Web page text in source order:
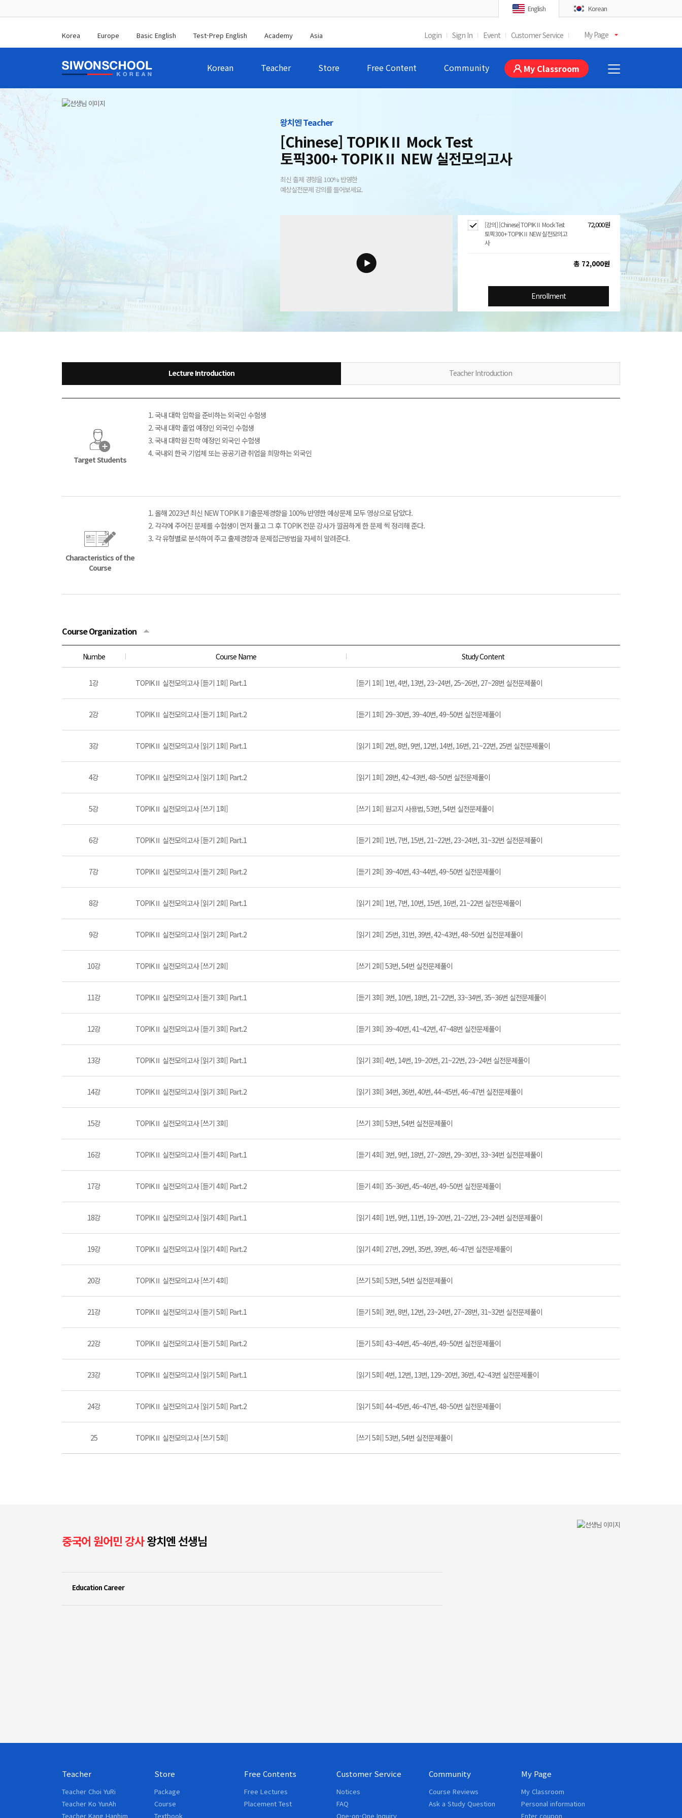
English Korean
Korea Europe Basic English Test-Prep English Academy Asia Login Sign In Event Customer Service My Page
Korean Teacher Store Free Content Community My Classroom
왕치엔 Teacher
[Chinese] TOPIKⅡ Mock Test
토픽300+ TOPIKⅡ NEW 실전모의고사
최신 출제 경향을 100% 반영한
예상실전문제 강의를 들어보세요.
[강의] [Chinese] TOPIKⅡ Mock Test
토픽300+ TOPIKⅡ NEW 실전모의고
사
72,000원
총 72,000원
Enrollment
Lecture Introduction Teacher Introduction
Target Students
1. 국내 대학 입학을 준비하는 외국인 수험생
2. 국내 대학 졸업 예정인 외국인 수험생
3. 국내 대학원 진학 예정인 외국인 수험생
4. 국내외 한국 기업체 또는 공공기관 취업을 희망하는 외국인
Characteristics of the
Course
1. 올해 2023년 최신 NEW TOPIK II 기출문제경향을 100% 반영한 예상문제 모두 영상으로 담았다.
2. 각각에 주어진 문제를 수험생이 먼저 풀고 그 후 TOPIK 전문 강사가 깔끔하게 한 문제 씩 정리해 준다.
3. 각 유형별로 분석하여 주고 출제경향과 문제접근방법을 자세히 알려준다.
Course Organization
Numbe Course Name Study Content
1강 TOPIKⅡ 실전모의고사 [듣기 1회] Part.1 [듣기 1회] 1번, 4번, 13번, 23~24번, 25~26번, 27~28번 실전문제풀이
2강 TOPIKⅡ 실전모의고사 [듣기 1회] Part.2 [듣기 1회] 29~30번, 39~40번, 49~50번 실전문제풀이
3강 TOPIKⅡ 실전모의고사 [읽기 1회] Part.1 [읽기 1회] 2번, 8번, 9번, 12번, 14번, 16번, 21~22번, 25번 실전문제풀이
4강 TOPIKⅡ 실전모의고사 [읽기 1회] Part.2 [읽기 1회] 28번, 42~43번, 48~50번 실전문제풀이
5강 TOPIKⅡ 실전모의고사 [쓰기 1회] [쓰기 1회] 원고지 사용법, 53번, 54번 실전문제풀이
6강 TOPIKⅡ 실전모의고사 [듣기 2회] Part.1 [듣기 2회] 1번, 7번, 15번, 21~22번, 23~24번, 31~32번 실전문제풀이
7강 TOPIKⅡ 실전모의고사 [듣기 2회] Part.2 [듣기 2회] 39~40번, 43~44번, 49~50번 실전문제풀이
8강 TOPIKⅡ 실전모의고사 [읽기 2회] Part.1 [읽기 2회] 1번, 7번, 10번, 15번, 16번, 21~22번 실전문제풀이
9강 TOPIKⅡ 실전모의고사 [읽기 2회] Part.2 [읽기 2회] 25번, 31번, 39번, 42~43번, 48~50번 실전문제풀이
10강 TOPIKⅡ 실전모의고사 [쓰기 2회] [쓰기 2회] 53번, 54번 실전문제풀이
11강 TOPIKⅡ 실전모의고사 [듣기 3회] Part.1 [듣기 3회] 3번, 10번, 18번, 21~22번, 33~34번, 35~36번 실전문제풀이
12강 TOPIKⅡ 실전모의고사 [듣기 3회] Part.2 [듣기 3회] 39~40번, 41~42번, 47~48번 실전문제풀이
13강 TOPIKⅡ 실전모의고사 [읽기 3회] Part.1 [읽기 3회] 4번, 14번, 19~20번, 21~22번, 23~24번 실전문제풀이
14강 TOPIKⅡ 실전모의고사 [읽기 3회] Part.2 [읽기 3회] 34번, 36번, 40번, 44~45번, 46~47번 실전문제풀이
15강 TOPIKⅡ 실전모의고사 [쓰기 3회] [쓰기 3회] 53번, 54번 실전문제풀이
16강 TOPIKⅡ 실전모의고사 [듣기 4회] Part.1 [듣기 4회] 3번, 9번, 18번, 27~28번, 29~30번, 33~34번 실전문제풀이
17강 TOPIKⅡ 실전모의고사 [듣기 4회] Part.2 [듣기 4회] 35~36번, 45~46번, 49~50번 실전문제풀이
18강 TOPIKⅡ 실전모의고사 [읽기 4회] Part.1 [읽기 4회] 1번, 9번, 11번, 19~20번, 21~22번, 23~24번 실전문제풀이
19강 TOPIKⅡ 실전모의고사 [읽기 4회] Part.2 [읽기 4회] 27번, 29번, 35번, 39번, 46~47번 실전문제풀이
20강 TOPIKⅡ 실전모의고사 [쓰기 4회] [쓰기 5회] 53번, 54번 실전문제풀이
21강 TOPIKⅡ 실전모의고사 [듣기 5회] Part.1 [듣기 5회] 3번, 8번, 12번, 23~24번, 27~28번, 31~32번 실전문제풀이
22강 TOPIKⅡ 실전모의고사 [듣기 5회] Part.2 [듣기 5회] 43~44번, 45~46번, 49~50번 실전문제풀이
23강 TOPIKⅡ 실전모의고사 [읽기 5회] Part.1 [읽기 5회] 4번, 12번, 13번, 129~20번, 36번, 42~43번 실전문제풀이
24강 TOPIKⅡ 실전모의고사 [읽기 5회] Part.2 [읽기 5회] 44~45번, 46~47번, 48~50번 실전문제풀이
25 TOPIKⅡ 실전모의고사 [쓰기 5회] [쓰기 5회] 53번, 54번 실전문제풀이
중국어 원어민 강사왕치엔 선생님
Education Career
Teacher
Teacher Choi YuRi
Teacher Ko YunAh
Teacher Kang Hanhim
Store
Package
Course
Textbook
Free Contents
Free Lectures
Placement Test
Customer Service
Notices
FAQ
One-on-One Inquiry
Community
Course Reviews
Ask a Study Question
My Page
My Classroom
Personal information
Enter coupon